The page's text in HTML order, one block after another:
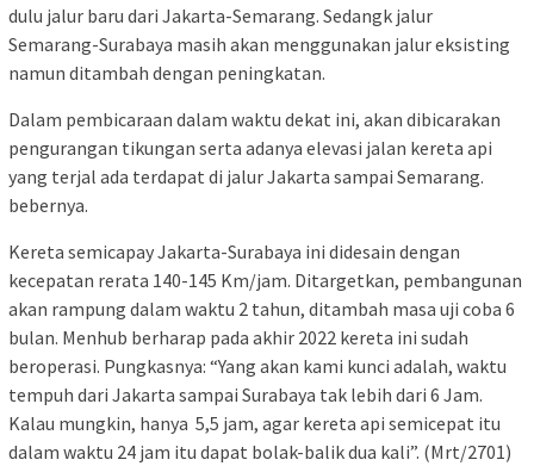
dulu jalur baru dari Jakarta-Semarang. Sedangk jalur
Semarang-Surabaya masih akan menggunakan jalur eksisting
namun ditambah dengan peningkatan.
Dalam pembicaraan dalam waktu dekat ini, akan dibicarakan
pengurangan tikungan serta adanya elevasi jalan kereta api
yang terjal ada terdapat di jalur Jakarta sampai Semarang.
bebernya.
Kereta semicapay Jakarta-Surabaya ini didesain dengan
kecepatan rerata 140-145 Km/jam. Ditargetkan, pembangunan
akan rampung dalam waktu 2 tahun, ditambah masa uji coba 6
bulan. Menhub berharap pada akhir 2022 kereta ini sudah
beroperasi. Pungkasnya: “Yang akan kami kunci adalah, waktu
tempuh dari Jakarta sampai Surabaya tak lebih dari 6 Jam.
Kalau mungkin, hanya 5,5 jam, agar kereta api semicepat itu
dalam waktu 24 jam itu dapat bolak-balik dua kali”. (Mrt/2701)